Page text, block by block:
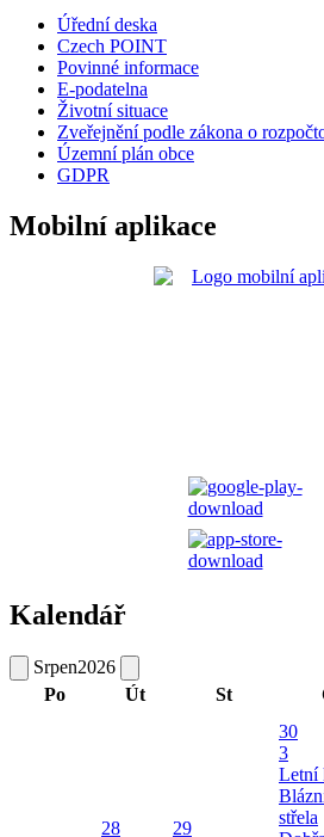
Úřední deska
Czech POINT
Povinné informace
E-podatelna
Životní situace
Zveřejnění podle zákona o
Územní plán obce
GDPR
Mobilní aplikace
Kalendář
Srpen2026
Po
Út St
28
29
30
3
Letní
střela